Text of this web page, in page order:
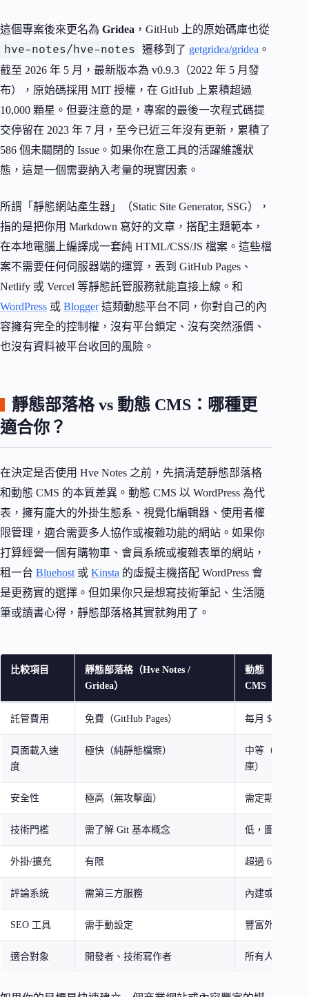
這個專案後來更名為 Gridea ，GitHub 上的原始碼庫也從
hve-notes/hve-notes 遷移到了 getgridea/gridea 。
截至 2026 年 5 月，最新版本為 v0.9.3（2022 年 5 月發
布），原始碼採用 MIT 授權，在 GitHub 上累積超過
10,000 顆星。但要注意的是，專案的最後一次程式碼提
交停留在 2023 年 7 月，至今已近三年沒有更新，累積了
586 個未關閉的 Issue。如果你在意工具的活躍維護狀
態，這是一個需要納入考量的現實因素。
所謂「靜態網站產生器」（Static Site Generator, SSG），
指的是把你用 Markdown 寫好的文章，搭配主題範本，
在本地電腦上編譯成一套純 HTML/CSS/JS 檔案。這些檔
案不需要任何伺服器端的運算，丟到 GitHub Pages、
Netlify 或 Vercel 等靜態託管服務就能直接上線。和
WordPress 或 Blogger這類動態平台不同，你對自己的內
容擁有完全的控制權，沒有平台鎖定、沒有突然漲價、
也沒有資料被平台收回的風險。
靜態部落格 vs 動態 CMS：哪種更
適合你？
在決定是否使用 Hve Notes 之前，先搞清楚靜態部落格
和動態 CMS 的本質差異。動態 CMS 以 WordPress 為代
表，擁有龐大的外掛生態系、視覺化編輯器、使用者權
限管理，適合需要多人協作或複雜功能的網站。如果你
打算經營一個有購物車、會員系統或複雜表單的網站，
租一台 Bluehost 或 Kinsta 的虛擬主機搭配 WordPress 會
是更務實的選擇。但如果你只是想寫技術筆記、生活隨
筆或讀書心得，靜態部落格其實就夠用了。
比較項目
靜態部落格（Hve Notes /
Gridea）
動態
CMS（
託管費用 免費（GitHub Pages） 每月 $2.99 美
頁面載入速
度
極快（純靜態檔案）
中等（需 PHP
庫）
安全性 極高（無攻擊面） 需定期更新維
技術門檻 需了解 Git 基本概念 低，圖形化後
外掛/擴充 有限 超過 6 萬款外
評論系統 需第三方服務 內建或外掛
SEO 工具 需手動設定 豐富外掛支援
適合對象 開發者、技術寫作者 所有人